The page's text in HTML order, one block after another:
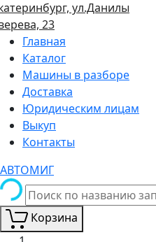
ул.Данилы
23
Главная
Каталог
Машины в разборе
Доставка
Юридическим лицам
Выкуп
Контакты
АВТОМИГ
Корзина